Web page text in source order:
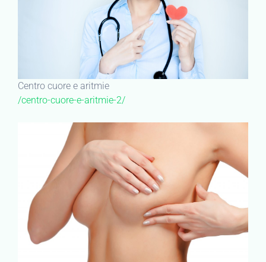
Centro cuore e aritmie
/centro-cuore-e-aritmie-2/